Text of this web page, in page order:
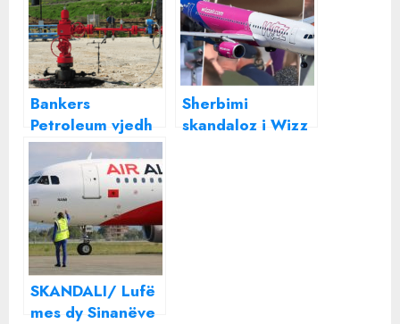
Bankers
Petroleum vjedh
shqiptarët,
Shqipëria fitoi
gjyqin për 236
mln euro, por
qeveria i jep
kohë kinezëve të
“rregullojnë
letrat”
Sherbimi
skandaloz i Wizz
SKANDALI/ Lufë
mes dy Sinanëve